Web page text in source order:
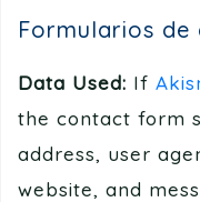
Formularios
Data Used: If
the contact form
address, user
website, and